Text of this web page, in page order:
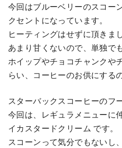
今回はブルーベリーのスコー
クセントになっています。
ヒーティングはせずに頂きまし
あまり甘くないので、単独で
ホイップやチョコチャンクや
らい、コーヒーのお供にする
スターバックスコーヒーのフ
今回は、レギュラメニューに
イカスタードクリーム です。
スコーンって気分でもないし